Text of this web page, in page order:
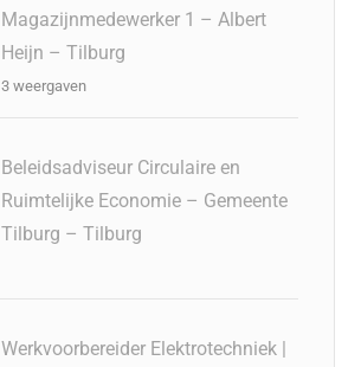
Magazijnmedewerker 1 – Albert
Heijn – Tilburg
3 weergaven
Beleidsadviseur Circulaire en
Ruimtelijke Economie – Gemeente
Tilburg – Tilburg
Werkvoorbereider Elektrotechniek |